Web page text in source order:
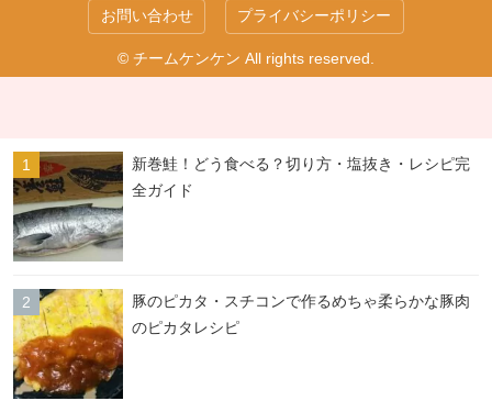
お問い合わせ プライバシーポリシー
© チームケンケン All rights reserved.
新巻鮭！どう食べる？切り方・塩抜き・レシピ完
全ガイド
豚のピカタ・スチコンで作るめちゃ柔らかな豚肉
のピカタレシピ